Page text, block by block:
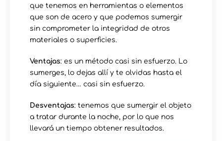
que tenemos en herramientas o elementos
que son de acero y que podemos sumergir
sin comprometer la integridad de otros
materiales o superficies.
Ventajas: es un método casi sin esfuerzo. Lo
sumerges, lo dejas allí y te olvidas hasta el
día siguiente… casi sin esfuerzo.
Desventajas: tenemos que sumergir el objeto
a tratar durante la noche, por lo que nos
llevará un tiempo obtener resultados.